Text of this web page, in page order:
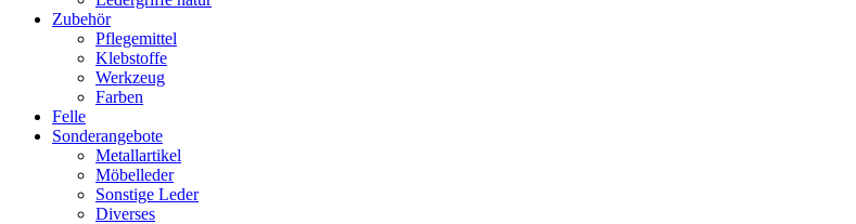
Zubehör
Pflegemittel
Klebstoffe
Werkzeug
Farben
Felle
Sonderangebote
Metallartikel
Möbelleder
Sonstige Leder
Diverses